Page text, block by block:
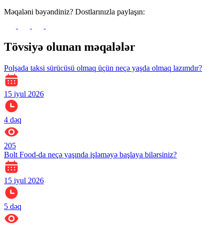
Məqaləni bəyəndiniz? Dostlarınızla paylaşın:
Tövsiyə olunan məqalələr
Polşada taksi sürücüsü olmaq üçün neçə yaşda olmaq lazımdır?
15 iyul 2026
4 dəq
205
Bolt Food-da neçə yaşında işləməyə başlaya bilərsiniz?
15 iyul 2026
5 dəq